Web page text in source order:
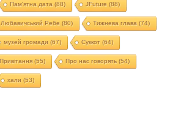
Пам'ятна дата (88) JFuture (88)
Любавичський Ребе (80) Тижнева глава (74)
музей громади (67) Суккот (64)
Привітання(55) Про нас говорять(54)
хали (53)